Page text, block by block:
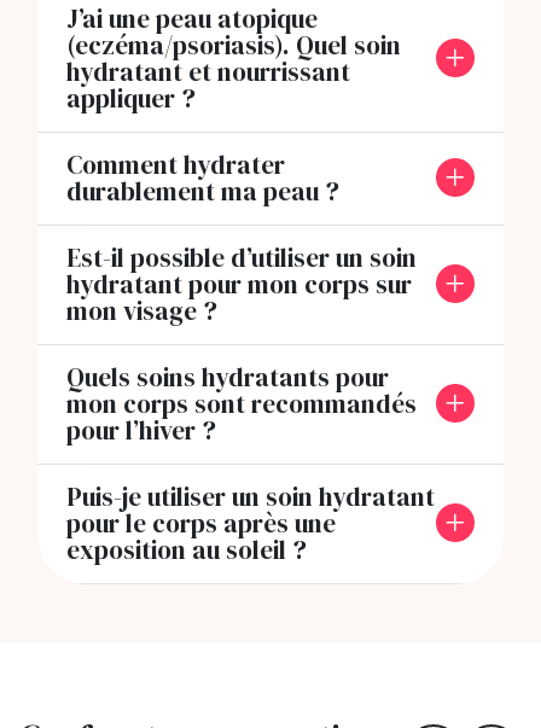
J’ai une peau atopique
(eczéma/psoriasis). Quel soin
hydratant et nourrissant
appliquer ?
Comment hydrater
durablement ma peau ?
Est-il possible d’utiliser un soin
hydratant pour mon corps sur
mon visage ?
Quels soins hydratants pour
mon corps sont recommandés
pour l’hiver ?
Puis-je utiliser un soin hydratant
pour le corps après une
exposition au soleil ?